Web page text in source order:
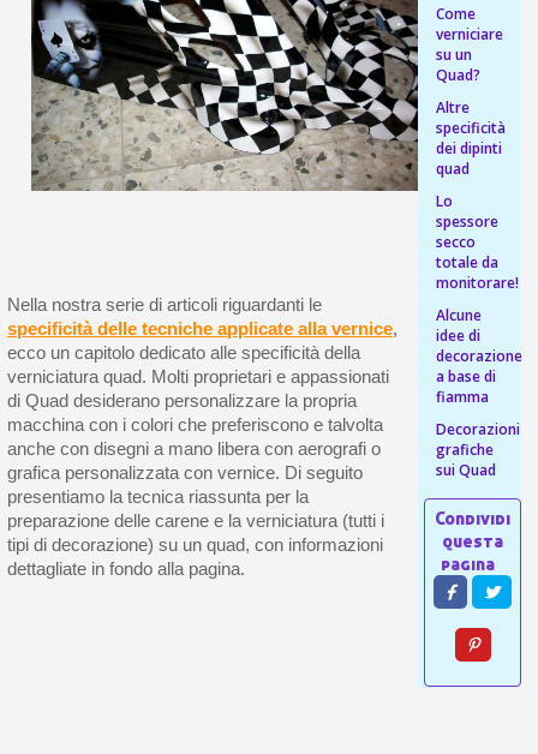
Nella nostra serie di articoli riguardanti le
specificità delle tecniche applicate alla vernice,
ecco un capitolo dedicato alle specificità della
verniciatura quad. Molti proprietari e appassionati
di Quad desiderano personalizzare la propria
macchina con i colori che preferiscono e talvolta
anche con disegni a mano libera con aerografi o
grafica personalizzata con vernice. Di seguito
presentiamo la tecnica riassunta per la
preparazione delle carene e la verniciatura (tutti i
tipi di decorazione) su un quad, con informazioni
dettagliate in fondo alla pagina.
Come
verniciare
su un
Quad?
Altre
specificità
dei dipinti
quad
Lo
spessore
secco
totale da
monitorare!
Alcune
idee di
decorazione
a base di
fiamma
Decorazioni
grafiche
sui Quad